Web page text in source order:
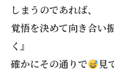
しまうのであれば、
覚悟を決めて向き合い
く』
確かにその通りで
見